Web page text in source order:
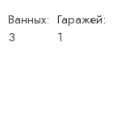
Ванных:
3
Гаражей:
1